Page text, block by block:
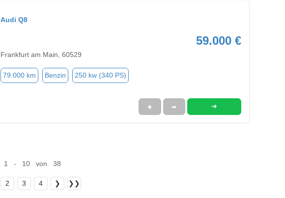
Audi Q8
59.000 €
Frankfurt am Main, 60529
79.000 km Benzin 250 kw (340 PS)
★ ➦ ➜
1 - 10 von 38
2 3 4 ❯ ❯❯